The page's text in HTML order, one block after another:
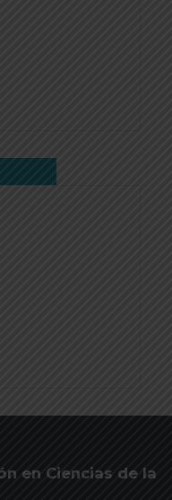
en Ciencias de la